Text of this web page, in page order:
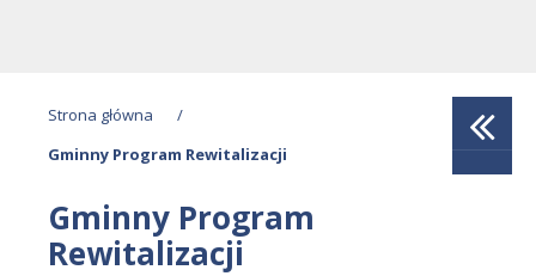
Strona główna
/
Gminny Program Rewitalizacji
Gminny Program
Rewitalizacji